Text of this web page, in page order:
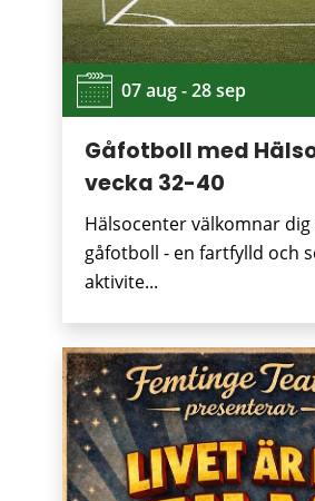
07 aug - 28 sep
Gåfotboll med
vecka 32-40
Hälsocenter välkomnar
gåfotboll - en fartfylld och
aktivite...